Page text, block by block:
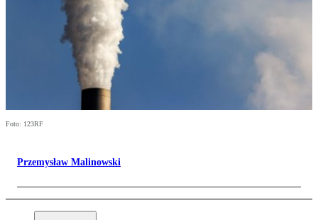
Foto: 123RF
Przemysław Malinowski